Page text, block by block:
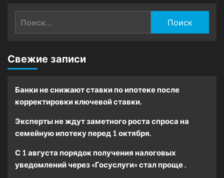
Свежие записи
Банки не снижают ставки по ипотеке после
корректировки ключевой ставки.
Эксперты не ждут заметного роста спроса на
семейную ипотеку перед 1 октября.
С 1 августа порядок получения налоговых
уведомлений через «Госуслуги» стал проще .